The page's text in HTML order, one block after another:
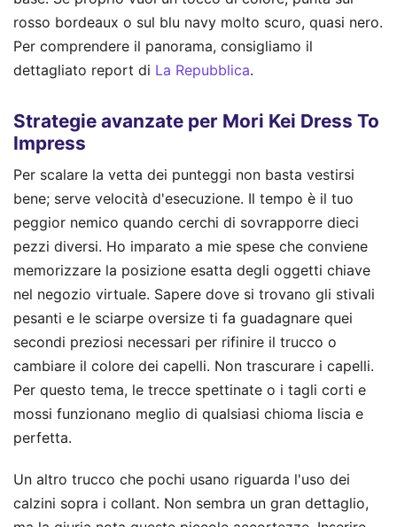
rosso bordeaux o sul blu navy molto scuro, quasi nero.
Per comprendere il panorama, consigliamo il
dettagliato report di La Repubblica.
Strategie avanzate per Mori Kei Dress To
Impress
Per scalare la vetta dei punteggi non basta vestirsi
bene; serve velocità d'esecuzione. Il tempo è il tuo
peggior nemico quando cerchi di sovrapporre dieci
pezzi diversi. Ho imparato a mie spese che conviene
memorizzare la posizione esatta degli oggetti chiave
nel negozio virtuale. Sapere dove si trovano gli stivali
pesanti e le sciarpe oversize ti fa guadagnare quei
secondi preziosi necessari per rifinire il trucco o
cambiare il colore dei capelli. Non trascurare i capelli.
Per questo tema, le trecce spettinate o i tagli corti e
mossi funzionano meglio di qualsiasi chioma liscia e
perfetta.
Un altro trucco che pochi usano riguarda l'uso dei
calzini sopra i collant. Non sembra un gran dettaglio,